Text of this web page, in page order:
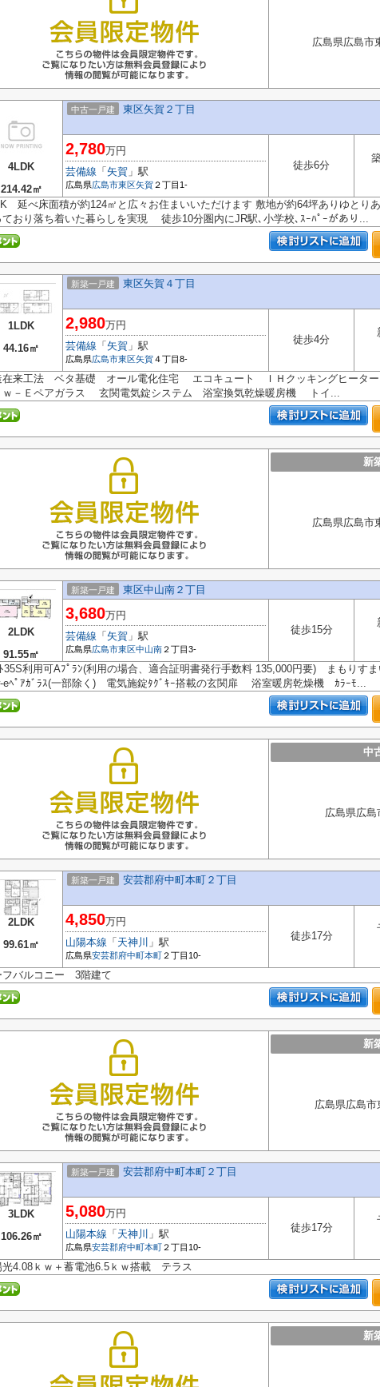
広島県広島市
4LDK
214.42㎡
中古一戸建 東区矢賀２丁目
2,780万円
芸備線 「 矢賀 」駅
広島県広島市東区矢賀 ２丁目1-
徒歩6分
延べ床面積が約124㎡と広々お住まいいただけます 敷地が約64坪ありゆとり
ており落ち着いた暮らしを実現 徒歩10分圏内にJR駅､小学校､ｽｰﾊﾟｰがあり...
1LDK
44.16㎡
新築一戸建 東区矢賀４丁目
2,980万円
芸備線 「 矢賀 」駅
広島県広島市東区矢賀４丁目8-
徒歩4分
在来工法 ベタ基礎 オール電化住宅 エコキュート ＩＨクッキングヒータ
ｗ－Ｅペアガラス 玄関電気錠システム 浴室換気乾燥暖房機 トイ...
新
広島県広島市
2LDK
91.55㎡
新築一戸建 東区中山南２丁目
3,680万円
芸備線 「 矢賀 」駅
広島県広島市東区中山南 ２丁目3-
徒歩15分
35S利用可Aﾌﾟﾗﾝ(利用の場合、適合証明書発行手数料 135,000円要) まもり
eﾍﾟｱｶﾞﾗｽ(一部除く) 電気施錠ﾀｸﾞｷｰ搭載の玄関扉 浴室暖房乾燥機 ｶﾗｰﾓ...
中
広島県広島
2LDK
99.61㎡
新築一戸建 安芸郡府中町本町２丁目
4,850万円
山陽本線 「 天神川 」駅
広島県安芸郡府中町本町 ２丁目10-
徒歩17分
フバルコニー 3階建て
新
広島県広島
3LDK
106.26㎡
新築一戸建 安芸郡府中町本町２丁目
5,080万円
山陽本線 「 天神川 」駅
広島県安芸郡府中町本町 ２丁目10-
徒歩17分
光4.08ｋｗ＋蓄電池6.5ｋｗ搭載 テラス
新